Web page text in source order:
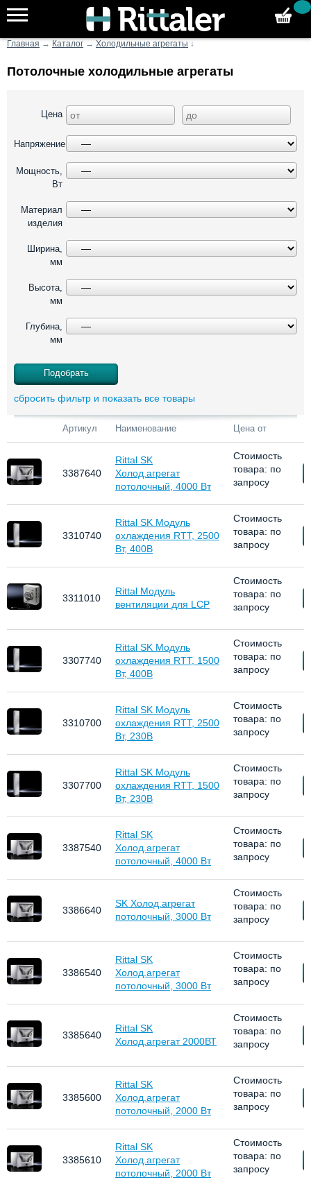
Главная → Каталог → Холодильные агрегаты ↓
Потолочные холодильные агрегаты
Цена
Напряжение
Мощность,
Вт
Материал
изделия
Ширина,
мм
Высота,
мм
Глубина,
мм
сбросить фильтр и показать все товары
Артикул Наименование Цена от
3387640
Rittal SK
Холод.агрегат
потолочный, 4000 Вт
Стоимость
товара: по
запросу
3310740
Rittal SK Модуль
охлаждения RTT, 2500
Вт, 400В
Стоимость
товара: по
запросу
3311010
Rittal Модуль
вентиляции для LCP
Стоимость
товара: по
запросу
3307740
Rittal SK Модуль
охлаждения RTT, 1500
Вт, 400В
Стоимость
товара: по
запросу
3310700
Rittal SK Модуль
охлаждения RTT, 2500
Вт, 230В
Стоимость
товара: по
запросу
3307700
Rittal SK Модуль
охлаждения RTT, 1500
Вт, 230В
Стоимость
товара: по
запросу
3387540
Rittal SK
Холод.агрегат
потолочный, 4000 Вт
Стоимость
товара: по
запросу
3386640
SK Холод.агрегат
потолочный, 3000 Вт
Стоимость
товара: по
запросу
3386540
Rittal SK
Холод.агрегат
потолочный, 3000 Вт
Стоимость
товара: по
запросу
3385640
Rittal SK
Холод.агрегат 2000ВТ
Стоимость
товара: по
запросу
3385600
Rittal SK
Холод.агрегат
потолочный, 2000 Вт
Стоимость
товара: по
запросу
3385610
Rittal SK
Холод.агрегат
потолочный, 2000 Вт
Стоимость
товара: по
запросу